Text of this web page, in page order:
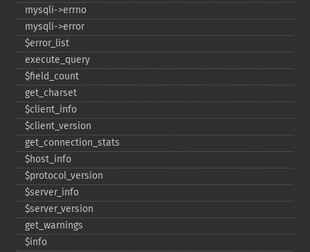
mysqli-​>errno
mysqli-​>error
$error_​list
execute_​query
$field_​count
get_​charset
$client_​info
$client_​version
get_​connection_​stats
$host_​info
$protocol_​version
$server_​info
$server_​version
get_​warnings
$info